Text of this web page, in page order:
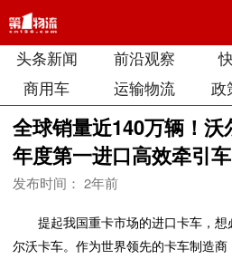
头条新闻 前沿观察
商用车
运输物流 政
全球销量近140万辆！
年度第一进口高效牵引车
发布时间： 2年前
提起我国重卡市场的进口卡车，
尔沃卡车。作为世界领先的卡车制造